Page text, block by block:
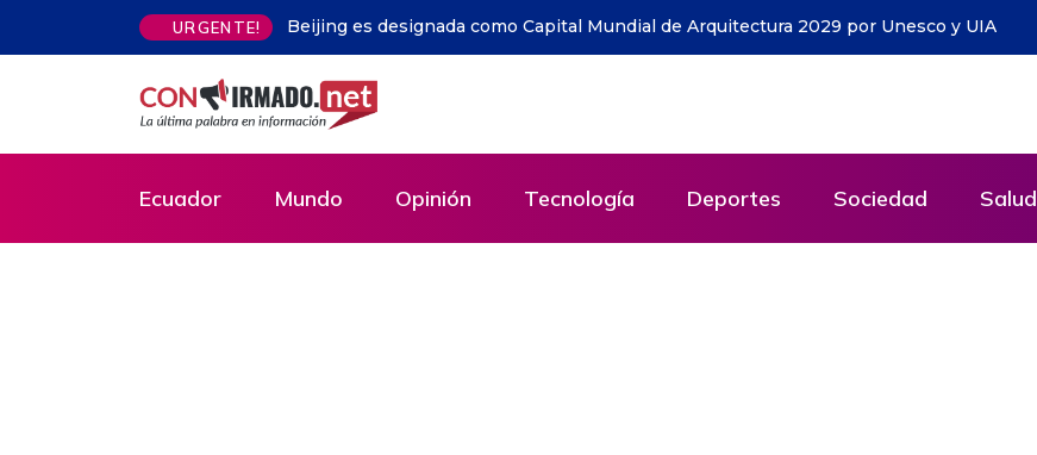
URGENTE!
de Arquitectura 2029 por Unesco y UIA Libros gratis en Guayaquil: la iniciativa que ya ha entregado cerca de 1.500
ejemplares y llega a todo Ecuador
Ecuador Mundo Opinión Tecnología Deportes Sociedad Salud